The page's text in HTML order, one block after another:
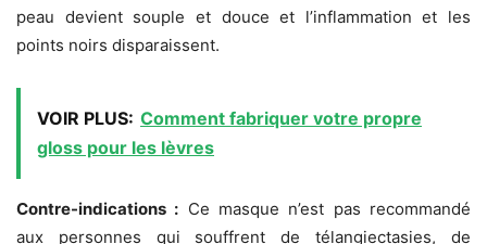
peau devient souple et douce et l’inflammation et les
points noirs disparaissent.
VOIR PLUS: Comment fabriquer votre propre
gloss pour les lèvres
Contre-indications : Ce masque n’est pas recommandé
aux personnes qui souffrent de télangiectasies, de